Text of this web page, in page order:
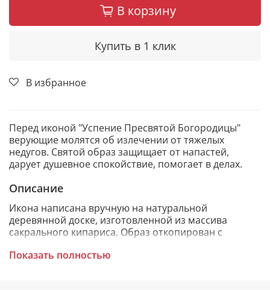
В корзину
Купить в 1 клик
В избранное
Перед иконой "Успение Пресвятой Богородицы"
верующие молятся об излечении от тяжелых
недугов. Святой образ защищает от напастей,
дарует душевное спокойствие, помогает в делах.
Описание
Икона написана вручную на натуральной
деревянной доске, изготовленной из массива
сакрального кипариса. Образ откопирован с
одобрение русской православной церкви.
Показать полностью